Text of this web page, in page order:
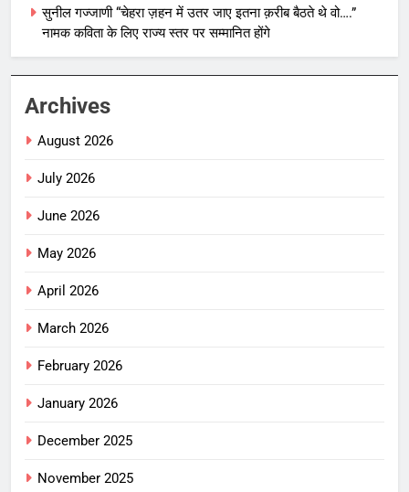
सुनील गज्जाणी “चेहरा ज़हन में उतर जाए इतना क़रीब बैठते थे वो….”
नामक कविता के लिए राज्य स्तर पर सम्मानित होंगे
Archives
August 2026
July 2026
June 2026
May 2026
April 2026
March 2026
February 2026
January 2026
December 2025
November 2025